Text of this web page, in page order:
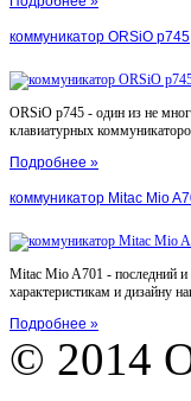
коммуникатор ORSiO p745
ORSiO p745 - один из не
клавиатурных
Подробнее »
коммуникатор Mitac Mio
Mitac Mio A701 - последний
характеристикам и дизайну
Подробнее »
© 2014